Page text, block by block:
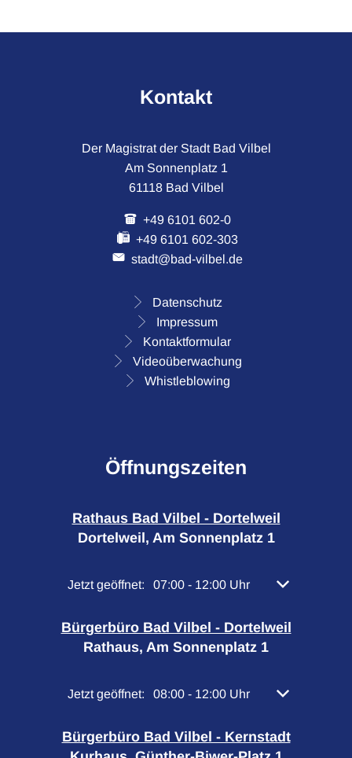
Kontakt
Der Magistrat der Stadt Bad Vilbel
Am Sonnenplatz 1
61118 Bad Vilbel
+49 6101 602-0
+49 6101 602-303
stadt@bad-vilbel.de
Datenschutz
Impressum
Kontaktformular
Videoüberwachung
Whistleblowing
Öffnungszeiten
Rathaus Bad Vilbel - Dortelweil
Dortelweil, Am Sonnenplatz 1
Klicken, um weitere Öffnungs- oder Schließzeiten
Jetzt geöffnet: 07:00 - 12:00 Uhr Von 07:00 bis
Bürgerbüro Bad Vilbel - Dortelweil
Rathaus, Am Sonnenplatz 1
Klicken, um weitere Öffnungs- oder Schließzeiten
Jetzt geöffnet: 08:00 - 12:00 Uhr Von 08:00 bis
Bürgerbüro Bad Vilbel - Kernstadt